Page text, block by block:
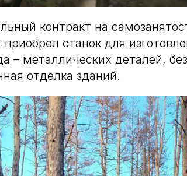
контракт на
станок для
– металлических деталей, без
отделка зданий.